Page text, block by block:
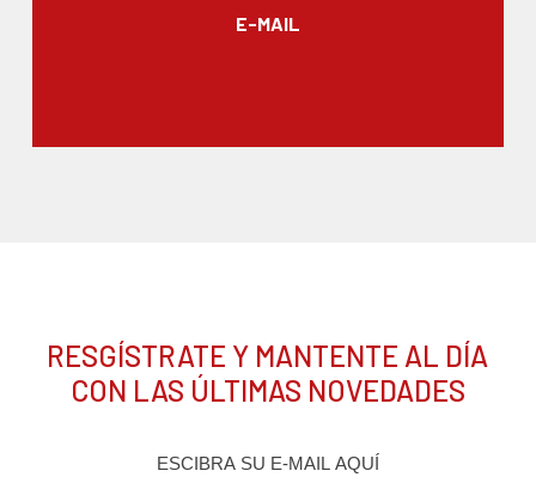
E-MAIL
RESGÍSTRATE Y MANTENTE AL DÍA
CON LAS ÚLTIMAS NOVEDADES